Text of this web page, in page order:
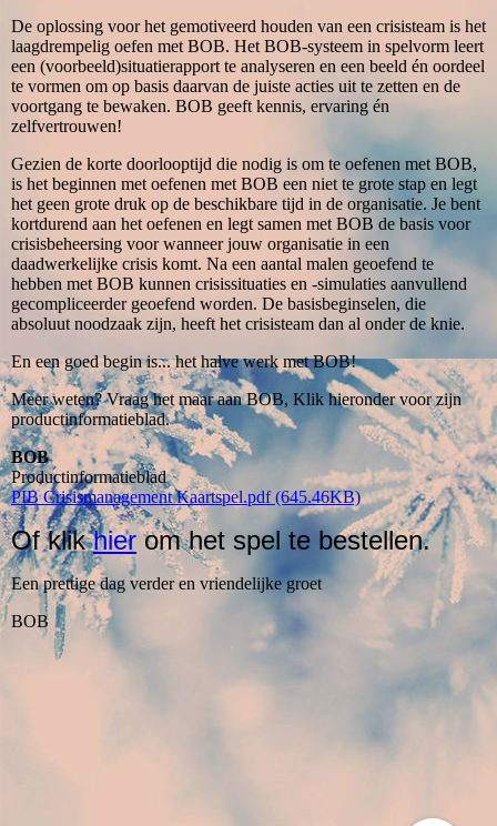
De oplossing voor het gemotiveerd houden van een crisisteam is het
laagdrempelig oefen met BOB. Het BOB-systeem in spelvorm leert
een (voorbeeld)situatierapport te analyseren en een beeld én oordeel
te vormen om op basis daarvan de juiste acties uit te zetten en de
voortgang te bewaken. BOB geeft kennis, ervaring én
zelfvertrouwen!
Gezien de korte doorlooptijd die nodig is om te oefenen met BOB,
is het beginnen met oefenen met BOB een niet te grote stap en legt
het geen grote druk op de beschikbare tijd in de organisatie. Je bent
kortdurend aan het oefenen en legt samen met BOB de basis voor
crisisbeheersing voor wanneer jouw organisatie in een
daadwerkelijke crisis komt. Na een aantal malen geoefend te
hebben met BOB kunnen crisissituaties en -simulaties aanvullend
gecompliceerder geoefend worden. De basisbeginselen, die
absoluut noodzaak zijn, heeft het crisisteam dan al onder de knie.
En een goed begin is... het halve werk met BOB!
Meer weten? Vraag het maar aan BOB, Klik hieronder voor zijn
productinformatieblad.
BOB
Productinformatieblad
PIB Crisismanagement Kaartspel.pdf (645.46KB)
Of klikhierom het spel te bestellen.
Een prettige dag verder en vriendelijke groet
BOB